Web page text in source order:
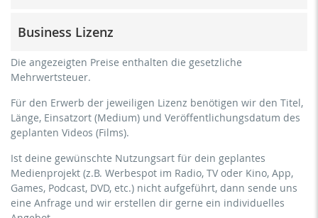
Personen
Eigenmarketing
innerhalb eines kostenpflichtigen Präventionskurses oder
eines Abonnement-Dienstes)
Streaming/Ausstrahlung über soziale Plattformen
Twitch, etc. + eigene Website
keine Sublizenzierung des Videos (Film)
keine mechanische Vervielfältigung
Business Lizenz
für Freiberufler und physische Unternehmen
(Fitnessstudios, Sport Vereine, etc.)
Eigenmarketing
direktes Geldverdienen mit dem Projekt (z.B. innerhalb
eines kostenpflichtigen Präventionskurses oder eines
Abonnement-Dienstes)
Streaming/Ausstrahlung über soziale Plattformen
einschließlich: Facebook, YouTube, Instagram, Zoom,
Twitch, etc. + gewerbliche Website
Die angezeigten Preise enthalten die gesetzliche
Mehrwertsteuer.
Für den Erwerb der jeweiligen Lizenz benötigen wir den Titel,
Länge, Einsatzort (Medium) und Veröffentlichungsdatum des
geplanten Videos (Films).
Ist deine gewünschte Nutzungsart für dein geplantes
Medienprojekt (z.B. Werbespot im Radio, TV oder Kino, App,
Games, Podcast, DVD, etc.) nicht aufgeführt, dann sende uns
eine Anfrage und wir erstellen dir gerne ein individuelles